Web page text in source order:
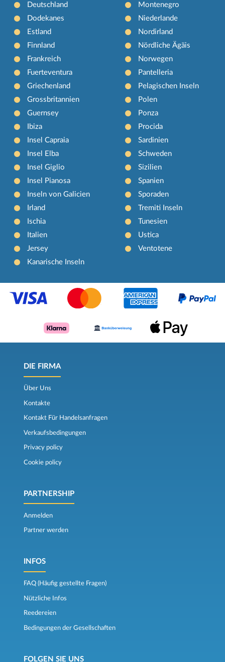
Deutschland
Dodekanes
Estland
Finnland
Frankreich
Fuerteventura
Griechenland
Grossbritannien
Guernsey
Ibiza
Insel Capraia
Insel Elba
Insel Giglio
Insel Pianosa
Inseln von Galicien
Irland
Ischia
Italien
Jersey
Kanarische Inseln
Montenegro
Niederlande
Nordirland
Nördliche Ägäis
Norwegen
Pantelleria
Pelagischen Inseln
Polen
Ponza
Procida
Sardinien
Schweden
Sizilien
Spanien
Sporaden
Tremiti Inseln
Tunesien
Ustica
Ventotene
DIE FIRMA
Über Uns
Kontakte
Kontakt Für Handelsanfragen
Verkaufsbedingungen
Privacy policy
Cookie policy
PARTNERSHIP
Anmelden
Partner werden
INFOS
FAQ (Häufig gestellte Fragen)
Nützliche Infos
Reedereien
Bedingungen der Gesellschaften
FOLGEN SIE UNS